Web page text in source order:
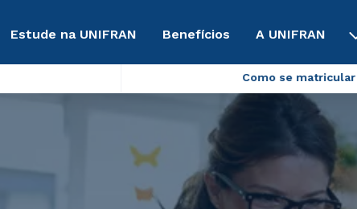
Estude na UNIFRAN Benefícios A UNIFRAN
Como se matricular